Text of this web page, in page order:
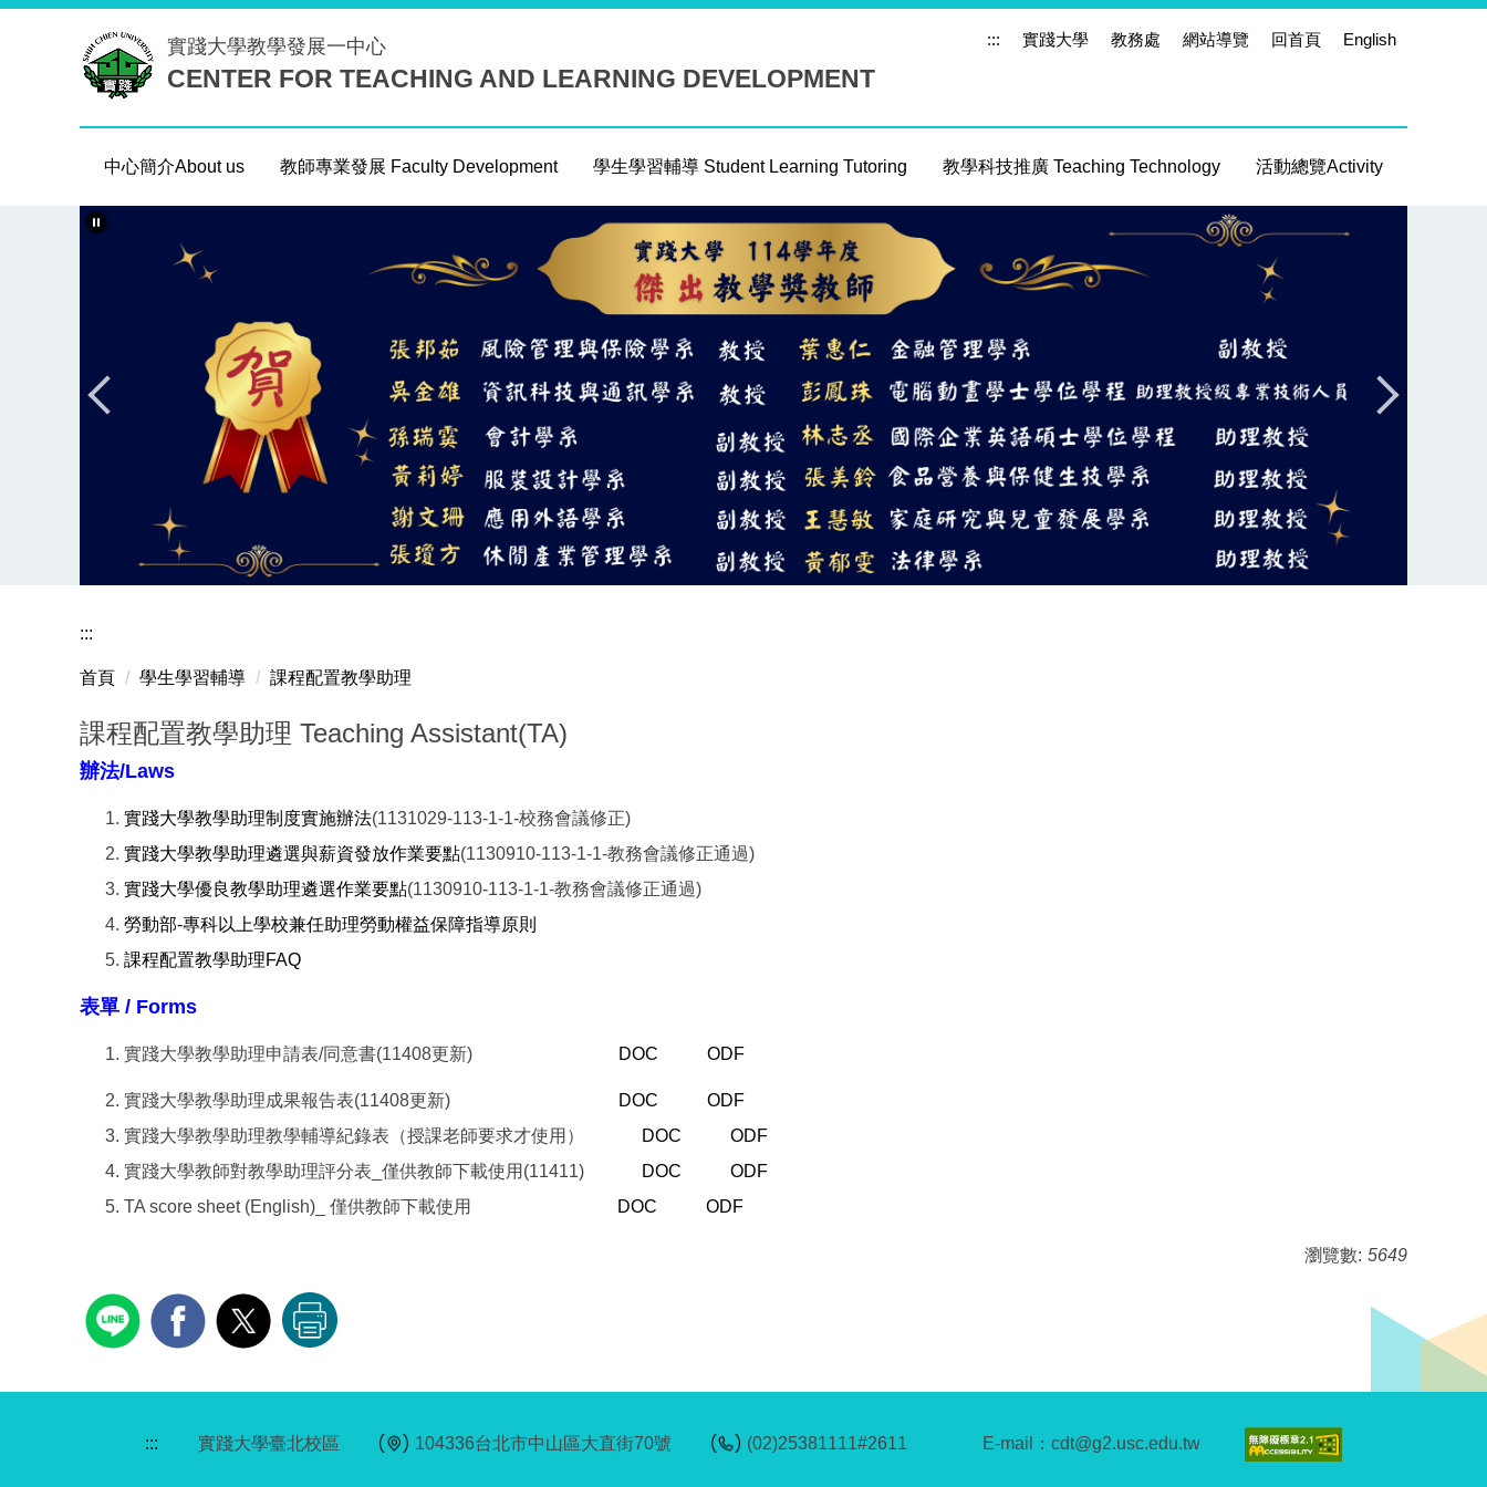
實踐大學教學發展一中心
CENTER FOR TEACHING AND LEARNING DEVELOPMENT
::: 實踐大學 教務處 網站導覽 回首頁 English
中心簡介About us 教師專業發展 Faculty Development 學生學習輔導 Student Learning Tutoring 教學科技推廣 Teaching Technology 活動總覽Activity
114教學優良獎-傑出
:::
首頁 學生學習輔導 課程配置教學助理
課程配置教學助理 Teaching Assistant(TA)
辦法/Laws
實踐大學教學助理制度實施辦法(1131029-113-1-1-校務會議修正)
實踐大學教學助理遴選與薪資發放作業要點(1130910-113-1-1-教務會議修正通過)
實踐大學優良教學助理遴選作業要點(1130910-113-1-1-教務會議修正通過)
勞動部-專科以上學校兼任助理勞動權益保障指導原則
課程配置教學助理FAQ
表單 / Forms
實踐大學教學助理申請表/同意書(11408更新) DOC ODF
實踐大學教學助理成果報告表(11408更新) DOC
ODF
實踐大學教學助理教學輔導紀錄表（授課老師要求才使用）
DOC
ODF
實踐大學教師對教學助理評分表_僅供教師下載使用(11411)
DOC
ODF
TA score sheet (English)_ 僅供教師下載使用
DOC ODF
瀏覽數: 5649
::: 實踐大學臺北校區 104336台北市中山區大直街70號 (02)25381111#2611 E-mail：cdt@g2.usc.edu.tw